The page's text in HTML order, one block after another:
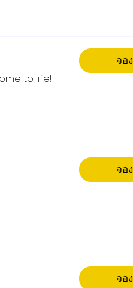
to life!
จอง
จอง
จอง